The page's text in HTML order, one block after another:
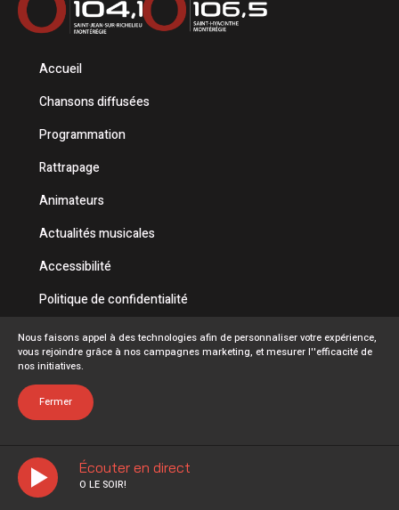
Écouter en direct
O LE SOIR!
Accueil
Chansons diffusées
Programmation
Rattrapage
Animateurs
Actualités musicales
Accessibilité
Politique de confidentialité
Conditions d'utilisation
FAQ
Emplois
Nous faisons appel à des technologies afin de personnaliser votre expérience,
vous rejoindre grâce à nos campagnes marketing, et mesurer l''efficacité de
nos initiatives.
Fermer